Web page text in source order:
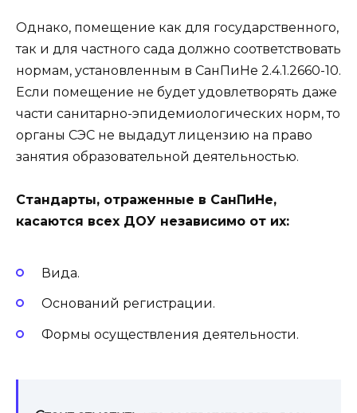
Однако, помещение как для государственного,
так и для частного сада должно соответствовать
нормам, установленным в СанПиНе 2.4.1.2660-10.
Если помещение не будет удовлетворять даже
части санитарно-эпидемиологических норм, то
органы СЭС не выдадут лицензию на право
занятия образовательной деятельностью.
Стандарты, отраженные в СанПиНе,
касаются всех ДОУ независимо от их:
Вида.
Оснований регистрации.
Формы осуществления деятельности.